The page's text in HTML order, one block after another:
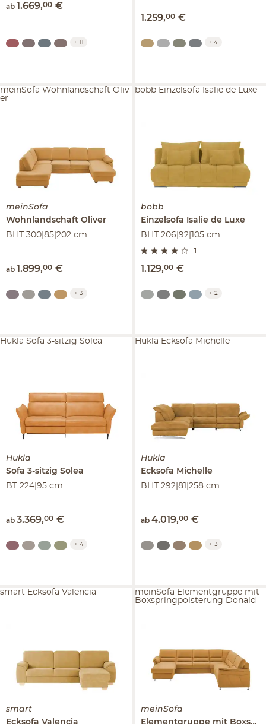
ab 1.669,00 €
+ 11
1.259,00 €
+ 4
meinSofa
Wohnlandschaft Oliver
BHT 300|85|202 cm
ab 1.899,00 €
meinSofa Wohnlandschaft Oliv
er
+ 3
bobb
Einzelsofa
Isalie de Luxe
BHT 206|92|105 cm
1
1.129,00 €
bobb Einzelsofa Isalie de Luxe
+ 2
Hukla
Sofa 3-sitzig Solea
BT 224|95 cm
ab 3.369,00 €
Hukla Sofa 3-sitzig Solea
+ 4
Hukla
Ecksofa Michelle
BHT 292|81|258 cm
ab 4.019,00 €
Hukla Ecksofa Michelle
+ 3
smart
Ecksofa Valencia
smart Ecksofa Valencia
meinSofa
Elementgruppe mit Boxspringpolsterung
meinSofa Elementgruppe mit
Boxspringpolsterung Donald